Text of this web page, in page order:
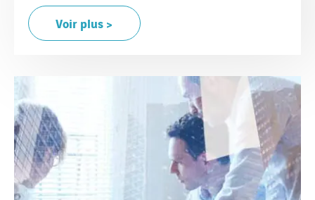
Voir plus >